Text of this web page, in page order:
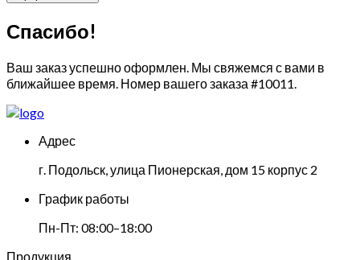
Спасибо!
Ваш заказ успешно оформлен. Мы свяжемся с вами в
ближайшее время. Номер вашего заказа #10011.
Адрес
г. Подольск, улица Пионерская, дом 15 корпус 2
График работы
Пн-Пт: 08:00–18:00
Продукция